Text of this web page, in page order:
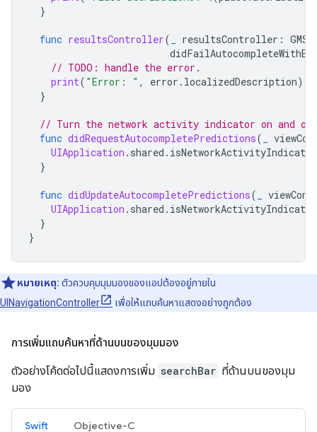
}
func resultsController( resultsController :
// TODO: handle the error.
print( "Error: " , error . localizedDescription)
}
// Turn the network activity indicator on and
func didRequestAutocompletePredictions(
UIApplication . shared .
}
func didUpdateAutocompletePredictions(
UIApplication . shared .
}
}
หมายเหตุ: ตัวควบคุมมุมมองของแอปต้องอยู่ภายใน
UINavigationController
เพื่อให้แถบค้นหาแสดงอย่างถูกต้อง
การเพิ่มแถบค้นหาที่ด้านบนของมุมมอง
ตัวอย่างโค้ดต่อไปนี้แสดงการเพิ่ม searchBar ที่ด้านบนของมุม
มอง
Swift Objective-C